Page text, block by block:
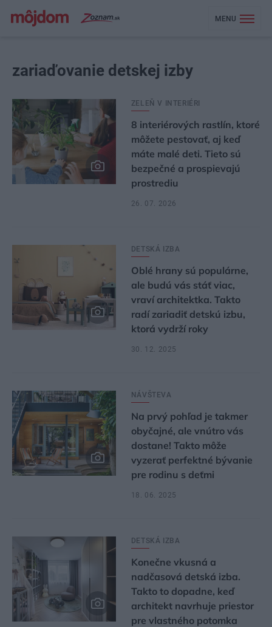
MENU
zariaďovanie detskej izby
ZELEŇ V INTERIÉRI
8 interiérových rastlín, ktoré
môžete pestovať, aj keď
máte malé deti. Tieto sú
bezpečné a prospievajú
prostrediu
26. 07. 2026
DETSKÁ IZBA
Oblé hrany sú populárne,
ale budú vás stáť viac,
vraví architektka. Takto
radí zariadiť detskú izbu,
ktorá vydrží roky
30. 12. 2025
NÁVŠTEVA
Na prvý pohľad je takmer
obyčajné, ale vnútro vás
dostane! Takto môže
vyzerať perfektné bývanie
pre rodinu s deťmi
18. 06. 2025
DETSKÁ IZBA
Konečne vkusná a
nadčasová detská izba.
Takto to dopadne, keď
architekt navrhuje priestor
pre vlastného potomka